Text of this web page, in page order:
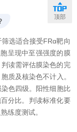
选适合接受FRα靶向
呈现中至强强度的膜
读需评估膜染色的完
质及核染色不计入。
色四级。阳性细胞比
分比。判读标准化要
练度测试。
顶部